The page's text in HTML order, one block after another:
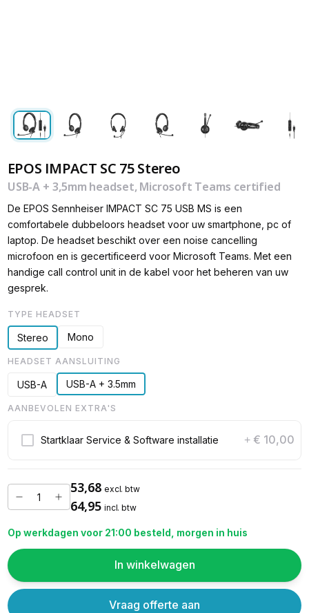
EPOS IMPACT SC 75 Stereo
USB-A + 3,5mm headset, Microsoft Teams certified
De EPOS Sennheiser IMPACT SC 75 USB MS is een
comfortabele dubbeloors headset voor uw smartphone, pc of
laptop. De headset beschikt over een noise cancelling
microfoon en is gecertificeerd voor Microsoft Teams. Met een
handige call control unit in de kabel voor het beheren van uw
gesprek.
TYPE HEADSET
Stereo Mono
HEADSET AANSLUITING
USB-A USB-A + 3.5mm
AANBEVOLEN EXTRA'S
Startklaar Service & Software installatie + € 10,00
53,68 excl. btw
64,95 incl. btw
Op werkdagen voor 21:00 besteld, morgen in huis
In winkelwagen
Vraag offerte aan